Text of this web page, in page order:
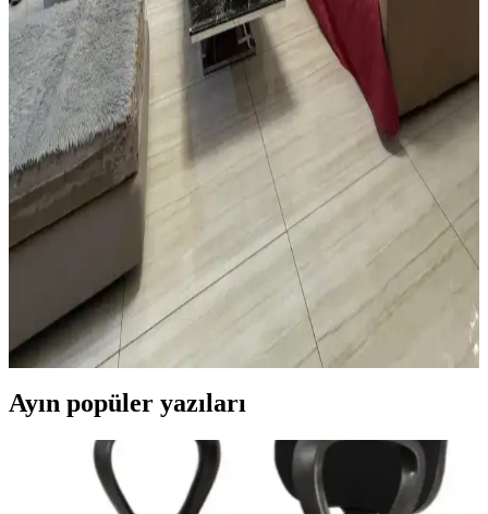
katar. Açık renkli halılar, mobilya düzenlemeleri ve bitkilerle odanın
estetiği ve işlevselliği artırılır.
Vintage Yatakların Yatak Odası Düzenine Etkisi ve
Mekâna Uyum Sağlama Yöntemleri
Vintage yatakların mekâna uyumu, boyut ve yerleşim planlaması ile
renk ve dekorasyon uyumu, kişisel tercihlerle dengelenerek yatak
odasında estetik ve fonksiyonellik sağlanır.
Oturma Odası Dekorasyonunda Büyük Mobilya
Değişikliği Olmadan Mekân Yenileme Yöntemleri
Oturma odasında büyük mobilyalar değiştirilmeden halı seçimi,
mobilya örtüleri, aydınlatma, duvar dekorasyonu ve bitkilerle
mekânın sıcaklığı ve estetiği artırılabilir. Katmanlı aydınlatma ve
yumuşak dokular ortamı tamamlar.
Ayın popüler yazıları